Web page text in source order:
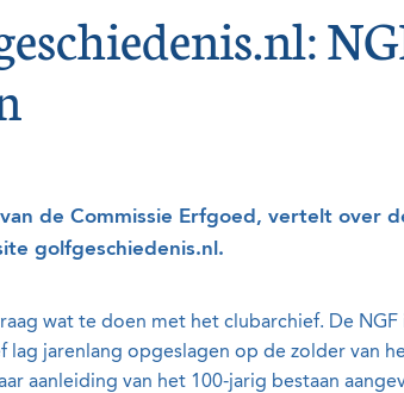
de Commissie Erfgoed, vertelt over
golfgeschiedenis.nl.
wat te doen met het clubarchief. De NGF
jarenlang opgeslagen op de zolder van
aanleiding van het 100-jarig bestaan